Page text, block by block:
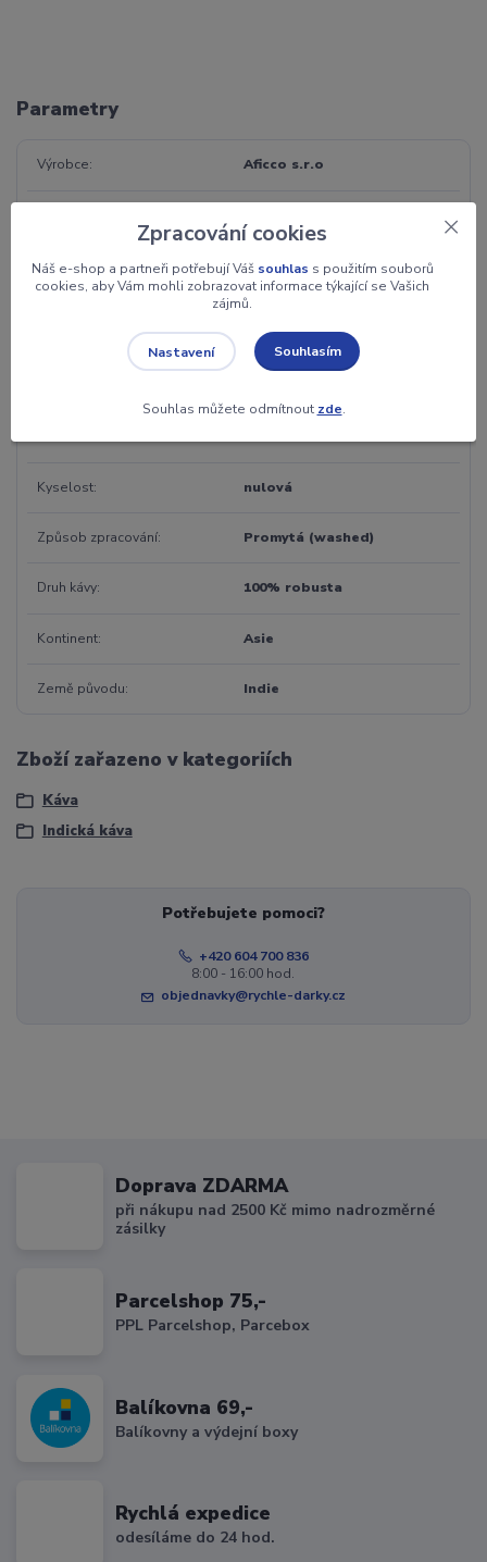
Parametry
Výrobce Aficco s.r.o
Jednotka ks
Čokoládová a kakaová, Kořeněná a
Kyselost nulová
Způsob zpracování Promytá (washed)
Druh kávy 100% robusta
Kontinent Asie
Země původu Indie
Zboží zařazeno v kategoriích
Káva
Indická káva
Potřebujete pomoci?
+420 604 700 836
8:00 - 16:00 hod.
objednavky@rychle-darky.cz
Doprava ZDARMA
při nákupu nad 2500 Kč mimo nadrozměrné
zásilky
Parcelshop 75,-
PPL Parcelshop, Parcebox
Balíkovna 69,-
Balíkovny a výdejní boxy
Rychlá expedice
odesíláme do 24 hod.
Zpracování cookies
Náš e-shop a partneři potřebují Váš souhlas s použitím souborů
cookies, aby Vám mohli zobrazovat informace týkající se Vašich
zájmů.
Nastavení Souhlasím
Souhlas můžete odmítnout zde.